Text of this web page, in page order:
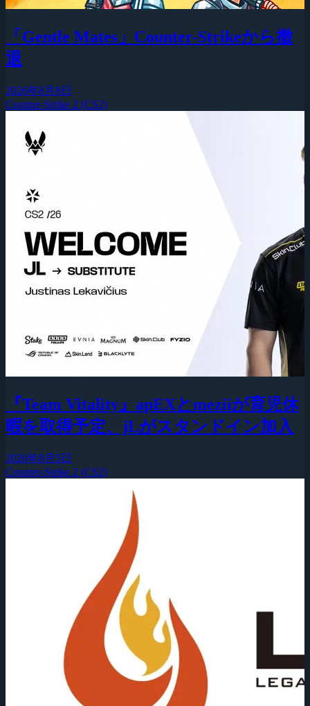
「Gentle Mates」Counter-Strikeから撤
退
2026年8月8日
Counter-Strike 2 (CS2)
『Team Vitality』apEXとmeziiが育児休
暇を取得予定、jLがスタンドイン加入
2026年8月5日
Counter-Strike 2 (CS2)